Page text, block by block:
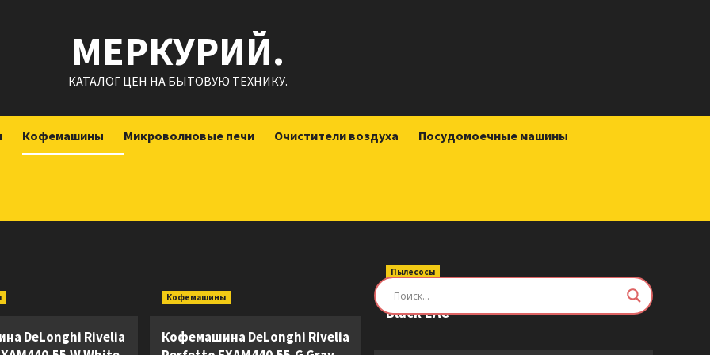
МЕРКУРИЙ.
КАТАЛОГ ЦЕН НА БЫТОВУЮ ТЕХНИКУ.
Кофемашины Микроволновые печи Очистители воздуха Посудомоечные машины
DeLonghi Rivelia
Кофемашины
Кофемашина DeLonghi Rivelia
Пылесосы
Робот-пылесос Roborock Saros Z70
Black EAC